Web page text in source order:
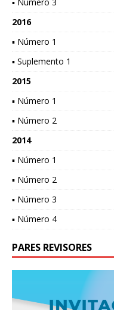
2016
▪ Número 1
▪ Suplemento 1
2015
▪ Número 1
▪ Número 2
2014
▪ Número 1
▪ Número 2
▪ Número 3
▪ Número 4
PARES REVISORES